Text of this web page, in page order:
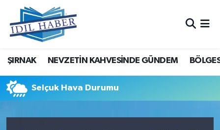
ŞIRNAK NEVZETİN KAHVESİNDE GÜNDEM
Selçuk Hava Durumu
Nöbetçi Eczaneler
Hava Durumu
Trafik Durumu